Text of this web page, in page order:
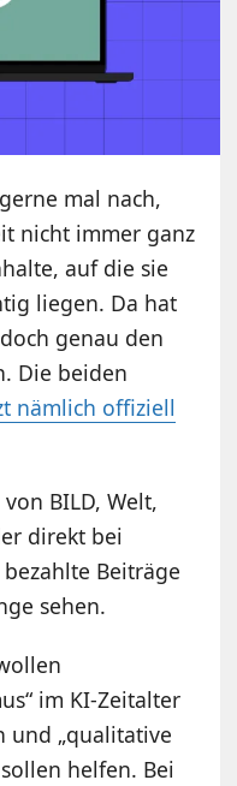
mal nach,
nicht immer ganz
auf die sie
liegen. Da hat
genau den
Die beiden
nämlich offiziell
BILD, Welt,
direkt bei
Beiträge
sehen.
im KI-Zeitalter
und „qualitative
helfen. Bei